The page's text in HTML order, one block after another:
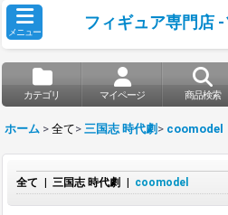
メニュー
フィギュア専門店
カテゴリ マイページ 商品検索
ホーム > 全て> 三国志 時代劇 > coomodel
全て 三国志 時代劇 coomodel